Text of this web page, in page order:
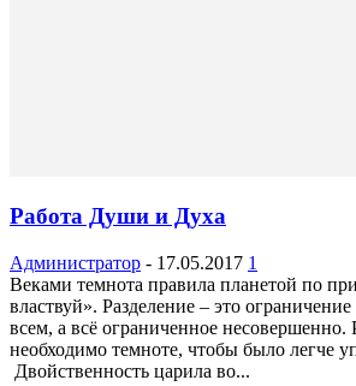
Работа Души и Духа
Администратор - 17.05.2017 1
Веками темнота правила планетой по
властвуй». Разделение – это ограничение
всем, а всё ограниченное несовершенно.
необходимо темноте, чтобы было легче
Двойственность царила во...